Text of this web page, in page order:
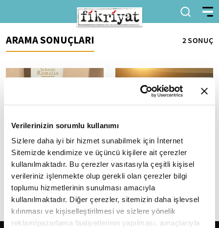
Verilerinizin sorumlu kullanımı
Sizlere daha iyi bir hizmet sunabilmek için İnternet
Sitemizde kendimize ve üçüncü kişilere ait çerezler
kullanılmaktadır. Bu çerezler vasıtasıyla çeşitli kişisel
verileriniz işlenmekte olup gerekli olan çerezler bilgi
toplumu hizmetlerinin sunulması amacıyla
kullanılmaktadır. Diğer çerezler, sitemizin daha işlevsel
kılınması ve kişiselleştirilmesi ve sizlere yönelik
reklam/pazarlama faaliyetlerinin yapılması, amaçlarıyla
ARAMA SONUÇLARI 2 SONUÇ
Sultanahmet'te İnançsal
Miras Programı Gerçekleşti
İstanbul Büyükşehir Belediyesi
Kültür Müdürlüğü, Ramazan
ayına özel düzenlediği "Şehirde
Ramazan" etkinlikleri
kapsamında...
Drone Hürmetçi
Sazlığı'ndaki Yılkı Atlarını
Görüntüledi
Kayseri'nin doğal
güzelliklerinin başında gelen
Hürmetçi Sazlığı, modern drone
teknolojisiyle yapılan hava
çekimleriyle...